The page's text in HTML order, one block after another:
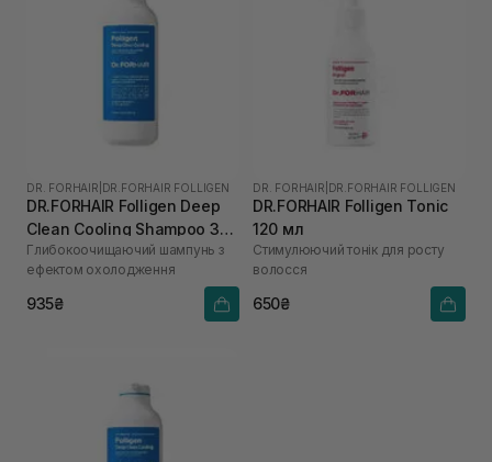
DR. FORHAIR DR.FORHAIR FOLLIGEN
DR.FORHAIR Folligen Deep
Clean Cooling Shampoo 300
мл
Глибокоочищаючий шампунь з
ефектом охолодження
935₴
DR. FORHAIR DR.FORHAIR FOLLIGEN
DR.FORHAIR Folligen Tonic
120 мл
Стимулюючий тонік для росту
волосся
650₴